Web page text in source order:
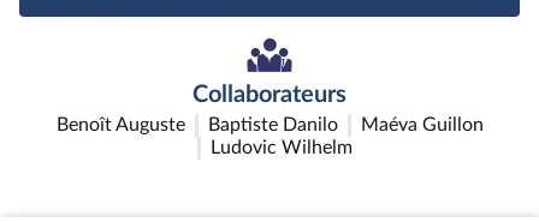
Collaborateurs
Benoît Auguste Baptiste Danilo
Maéva Guillon
Ludovic Wilhelm